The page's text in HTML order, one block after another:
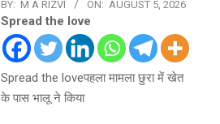
BY: M A RIZVI ON: AUGUST 5, 2026
Spread the love
Spread the loveपहला मामला छुरा में खेत
के पास भालू ने किया